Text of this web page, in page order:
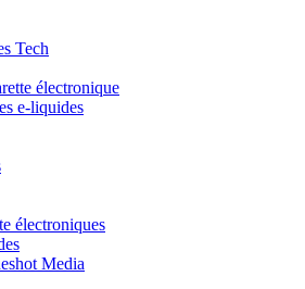
Tech
électronique
e-liquides
électroniques
Media